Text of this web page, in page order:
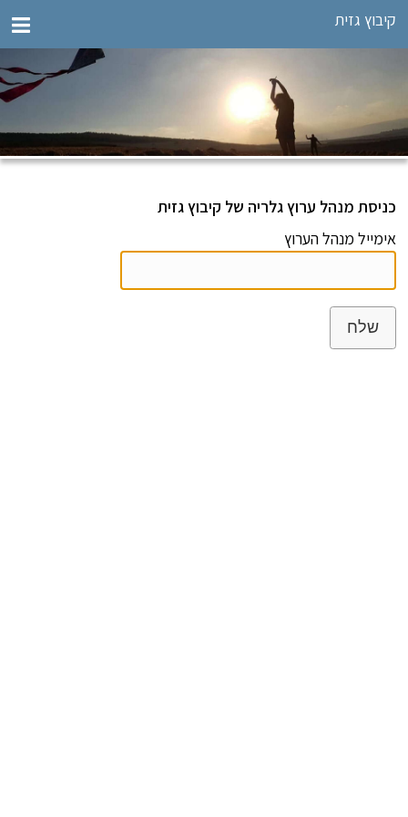
קיבוץ גזית
כניסת מנהל ערוץ גלריה של קיבוץ גזית
אימייל מנהל הערוץ
שלח